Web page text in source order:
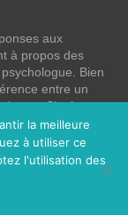
aux
à propos des
Bien
entre un
Si tel est
clarifier les
la meilleure
à utiliser ce
l'utilisation des